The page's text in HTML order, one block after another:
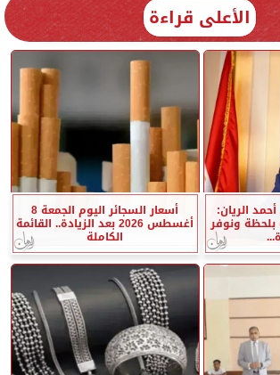
الأعلى قراءة
الريان:
بلحظة ونوفر
أسعار السجائر اليوم الجمعة 8
أغسطس 2026 بعد الزيادة.. القائمة
الكاملة